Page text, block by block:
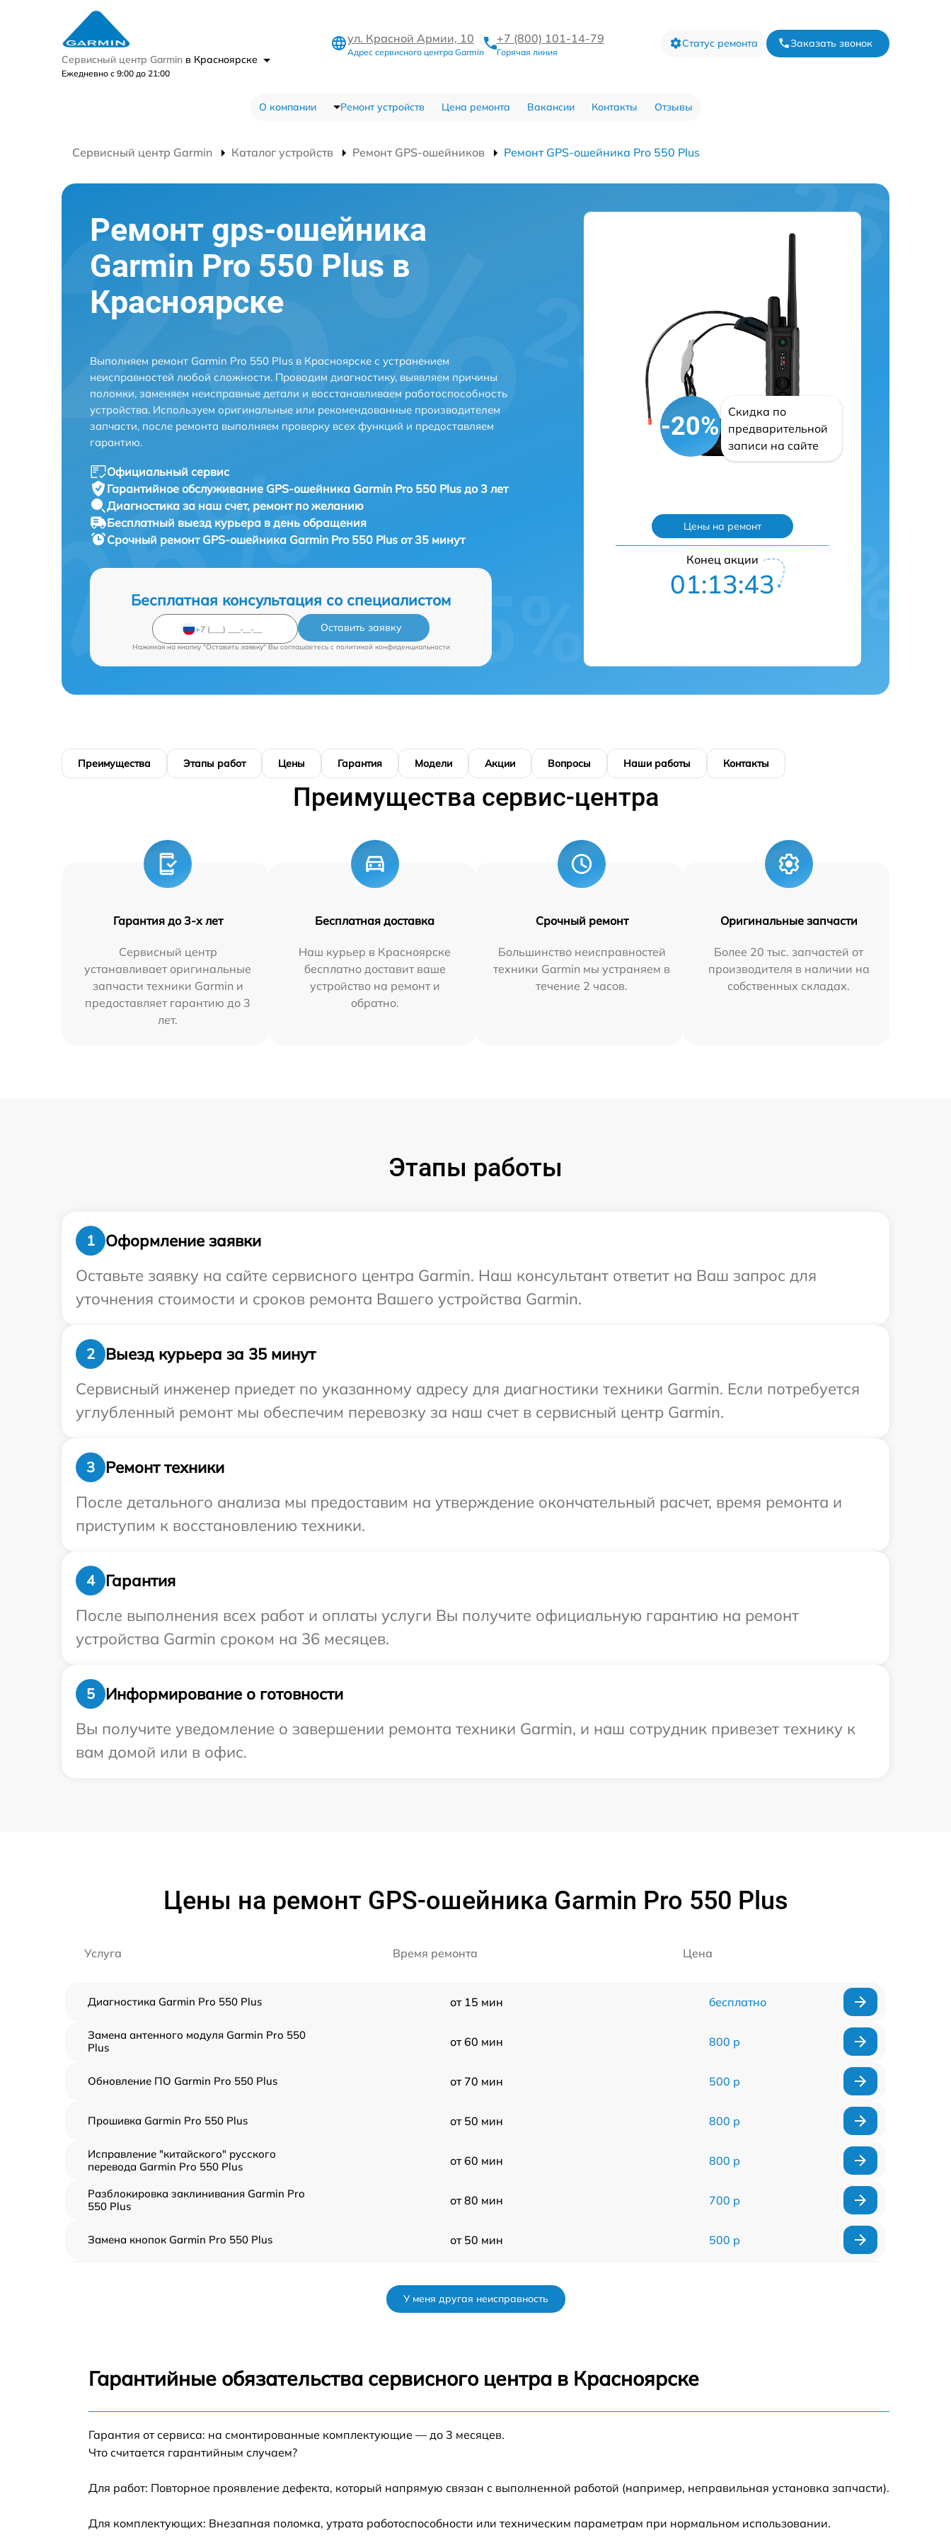
Сервисный центр Garmin в Красноярске
Ежедневно с 9:00 до 21:00
ул. Красной Армии, 10
Адрес сервисного центра Garmin
+7 (800) 101-14-79
Горячая линия
Статус ремонта Заказать звонок
О компании Ремонт устройств Цена ремонта Вакансии Контакты Отзывы
Сервисный центр Garmin Каталог устройств Ремонт GPS-ошейников Ремонт GPS-ошейника Pro 550 Plus
Ремонт gps-ошейника
Garmin Pro 550 Plus в
Красноярске
Выполняем ремонт Garmin Pro 550 Plus в Красноярске с устранением
неисправностей любой сложности. Проводим диагностику, выявляем причины
поломки, заменяем неисправные детали и восстанавливаем работоспособность
устройства. Используем оригинальные или рекомендованные производителем
запчасти, после ремонта выполняем проверку всех функций и предоставляем
гарантию.
Официальный сервис
Гарантийное обслуживание GPS-ошейника Garmin Pro 550 Plus до 3 лет
Диагностика за наш счет, ремонт по желанию
Бесплатный выезд курьера в день обращения
Срочный ремонт GPS-ошейника Garmin Pro 550 Plus от 35 минут
Бесплатная консультация со специалистом
Оставить заявку
Нажимая на кнопку "Оставить заявку" Вы соглашаетесь c политикой конфиденциальности
-20%
Скидка по
предварительной
записи на сайте
Цены на ремонт
Конец акции
01:13:42
Преимущества Этапы работ Цены Гарантия Модели Акции Вопросы Наши работы Контакты
Преимущества сервис-центра
Гарантия до 3-х лет
Сервисный центр
устанавливает оригинальные
запчасти техники Garmin и
предоставляет гарантию до 3
лет.
Бесплатная доставка
Наш курьер в Красноярске
бесплатно доставит ваше
устройство на ремонт и
обратно.
Срочный ремонт
Большинство неисправностей
техники Garmin мы устраняем в
течение 2 часов.
Оригинальные запчасти
Более 20 тыс. запчастей от
производителя в наличии на
собственных складах.
Этапы работы
1
Оформление заявки
Оставьте заявку на сайте сервисного центра Garmin. Наш консультант ответит на Ваш запрос для
уточнения стоимости и сроков ремонта Вашего устройства Garmin.
2
Выезд курьера за 35 минут
Сервисный инженер приедет по указанному адресу для диагностики техники Garmin. Если потребуется
углубленный ремонт мы обеспечим перевозку за наш счет в сервисный центр Garmin.
3
Ремонт техники
После детального анализа мы предоставим на утверждение окончательный расчет, время ремонта и
приступим к восстановлению техники.
4
Гарантия
После выполнения всех работ и оплаты услуги Вы получите официальную гарантию на ремонт
устройства Garmin сроком на 36 месяцев.
5
Информирование о готовности
Вы получите уведомление о завершении ремонта техники Garmin, и наш сотрудник привезет технику к
вам домой или в офис.
Цены на ремонт GPS-ошейника Garmin Pro 550 Plus
Услуга Время ремонта Цена
Диагностика Garmin Pro 550 Plus от 15 мин бесплатно
Замена антенного модуля Garmin Pro 550
Plus
от 60 мин 800 р
Обновление ПО Garmin Pro 550 Plus от 70 мин 500 р
Прошивка Garmin Pro 550 Plus от 50 мин 800 р
Исправление "китайского" русского
перевода Garmin Pro 550 Plus
от 60 мин 800 р
Разблокировка заклинивания Garmin Pro
550 Plus
от 80 мин 700 р
Замена кнопок Garmin Pro 550 Plus от 50 мин 500 р
Восстановление после попадания влаги
Замена датчиков управления, высоты,
движения Garmin Pro 550 Plus
от 60 мин
У меня другая неисправность
Гарантийные обязательства сервисного центра в Красноярске
Гарантия от сервиса: на смонтированные комплектующие — до 3 месяцев.
Что считается гарантийным случаем?
Для работ: Повторное проявление дефекта, который напрямую связан с выполненной работой (например, неправильная установка запчасти).
Для комплектующих: Внезапная поломка, утрата работоспособности или техническим параметрам при нормальном использовании.